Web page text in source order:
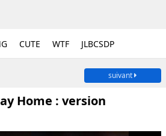
CUTE WTF JLBCSDP
suivant
Home : version